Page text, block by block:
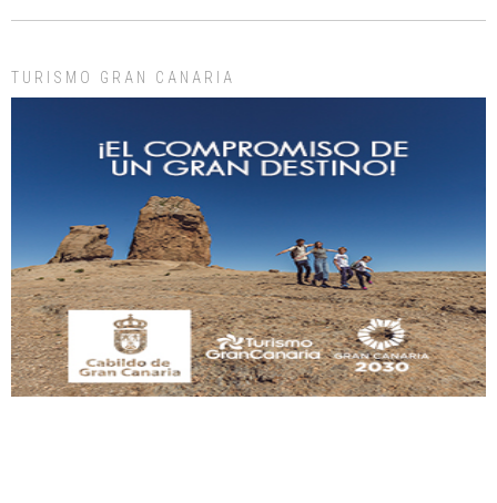
días, ella incluida...
Gato manso encontrado
Este gato macho ha aparecido en la calle hace menos de un mes, es muy
manso y extremadamente cari...
Leales.org » Gran Canaria | 9.7.2025
TURISMO GRAN CANARIA